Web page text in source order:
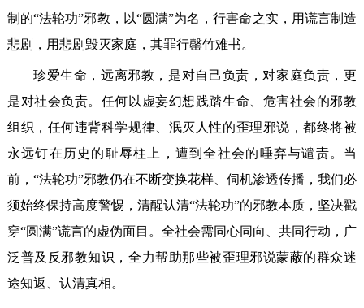
制的“法轮功”邪教，以“圆满”为名，行害命之实，用谎言制造
悲剧，用悲剧毁灭家庭，其罪行罄竹难书。
珍爱生命，远离邪教，是对自己负责，对家庭负责，更
是对社会负责。任何以虚妄幻想践踏生命、危害社会的邪教
组织，任何违背科学规律、泯灭人性的歪理邪说，都终将被
永远钉在历史的耻辱柱上，遭到全社会的唾弃与谴责。当
前，“法轮功”邪教仍在不断变换花样、伺机渗透传播，我们必
须始终保持高度警惕，清醒认清“法轮功”的邪教本质，坚决戳
穿“圆满”谎言的虚伪面目。全社会需同心同向、共同行动，广
泛普及反邪教知识，全力帮助那些被歪理邪说蒙蔽的群众迷
途知返、认清真相。